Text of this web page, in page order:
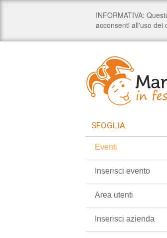
SFOGLIA:
Eventi
Inserisci evento
Area utenti
Inserisci azienda